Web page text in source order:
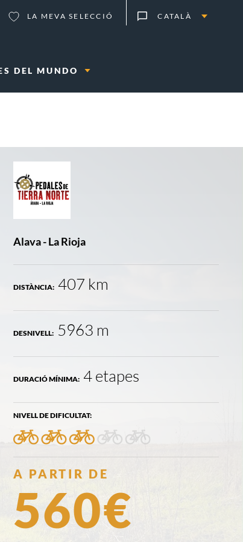
LA MEVA SELECCIÓ CATALÀ
DEL MUNDO
LOCALITZACIÓ:
Alava - La Rioja
DISTÀNCIA: 407 km
DESNIVELL: 5963 m
DURACIÓ MÍNIMA: 4 etapes
NIVELL DE DIFICULTAT:
3/5
PREU:
A PARTIR DE
560€